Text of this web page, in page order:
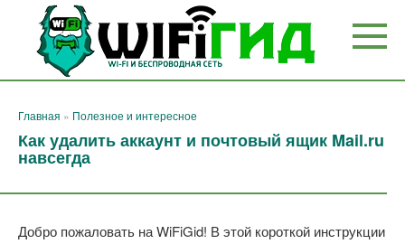
Перейти
контенту
Главная » Полезное и интересное
Как удалить аккаунт и почтовый ящик Mail.ru
навсегда
Добро пожаловать на WiFiGid! В этой короткой инструкции